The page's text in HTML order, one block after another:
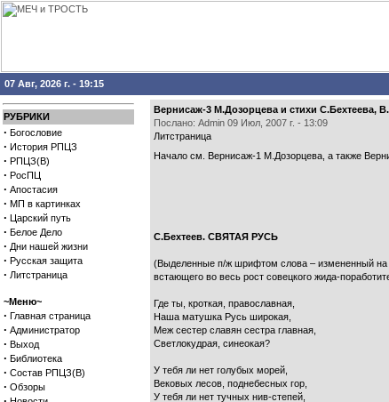
07 Авг, 2026 г. - 19:15
РУБРИКИ
· Богословие
· История РПЦЗ
· РПЦЗ(В)
· РосПЦ
· Апостасия
· МП в картинках
· Царский путь
· Белое Дело
· Дни нашей жизни
· Русская защита
· Литстраница
~Меню~
· Главная страница
· Администратор
· Выход
· Библиотека
· Состав РПЦЗ(В)
· Обзоры
Вернисаж-3 М.Дозорцева и стихи С.Бехтеева,
Послано: Admin 09 Июл, 2007 г. - 13:09
Литстраница
Начало см. Вернисаж-1 М.Дозорцева , а также
С.Бехтеев. СВЯТАЯ РУСЬ
(Выделенные п/ж шрифтом слова – измененный на
встающего во весь рост совецкого жида-
Где ты, кроткая, православная,
Наша матушка Русь широкая,
Меж сестер славян сестра главная,
Светлокудрая, синеокая?
У тебя ли нет голубых морей,
Вековых лесов, поднебесных гор,
У тебя ли нет тучных нив-степей,